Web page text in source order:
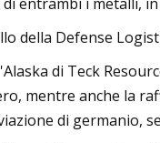
della Defense
di Teck
mentre anche la
di germanio,